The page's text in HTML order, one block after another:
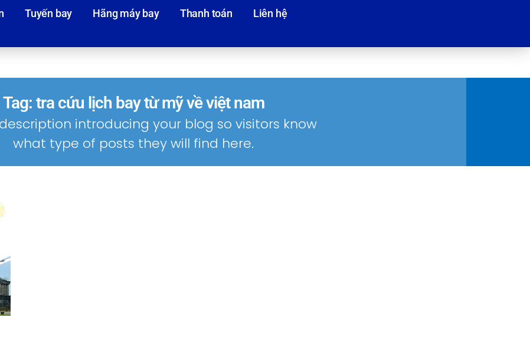
Tuyến bay Hãng máy bay Thanh toán Liên hệ
Tag: tra cứu lịch bay từ mỹ về việt nam
introducing your blog so visitors know
what type of posts they will find here.